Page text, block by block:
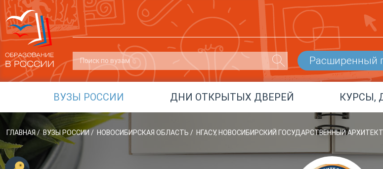
Расширенный
ВУЗЫ РОССИИ ДНИ ОТКРЫТЫХ ДВЕРЕЙ КУРСЫ,
ГЛАВНАЯ/ ВУЗЫ РОССИИ / НОВОСИБИРСКАЯ ОБЛАСТЬ / НГАСУ, НОВОСИБИРСКИЙ ГОСУДАРСТВЕННЫЙ